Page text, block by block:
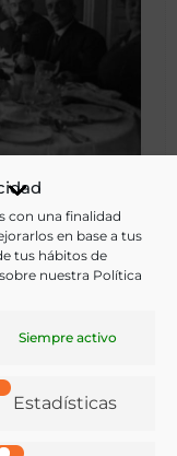
con una finalidad
en base a tus
tus hábitos de
nuestra Política
Siempre activo
Estadísticas
taula vestida